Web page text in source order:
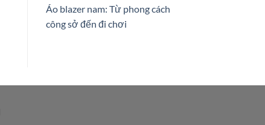
Áo blazer nam: Từ phong cách
công sở đến đi chơi